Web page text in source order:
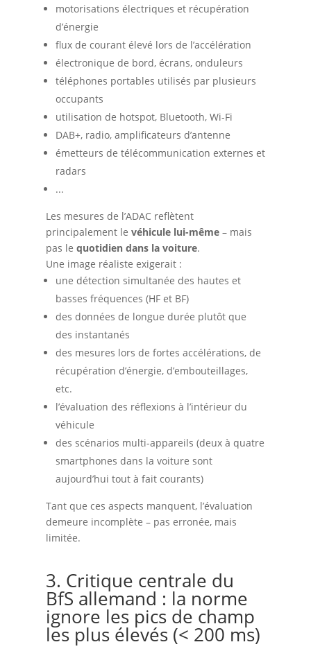
motorisations électriques et récupération
d’énergie
flux de courant élevé lors de l’accélération
électronique de bord, écrans, onduleurs
téléphones portables utilisés par plusieurs
occupants
utilisation de hotspot, Bluetooth, Wi-Fi
DAB+, radio, amplificateurs d’antenne
émetteurs de télécommunication externes et
radars
...
Les mesures de l’ADAC reflètent
principalement le véhicule lui-même– mais
pas le quotidien dans la voiture.
Une image réaliste exigerait :
une détection simultanée des hautes et
basses fréquences (HF et BF)
des données de longue durée plutôt que
des instantanés
des mesures lors de fortes accélérations, de
récupération d’énergie, d’embouteillages,
etc.
l’évaluation des réflexions à l’intérieur du
véhicule
des scénarios multi-appareils (deux à quatre
smartphones dans la voiture sont
aujourd’hui tout à fait courants)
Tant que ces aspects manquent, l’évaluation
demeure incomplète – pas erronée, mais
limitée.
3. Critique centrale du
BfS allemand : la norme
ignore les pics de champ
les plus élevés (< 200 ms)